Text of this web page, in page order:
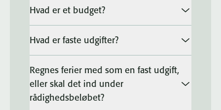
Hvad er et budget?
Hvad er faste udgifter?
Regnes ferier med som en fast udgift,
eller skal det ind under
rådighedsbeløbet?